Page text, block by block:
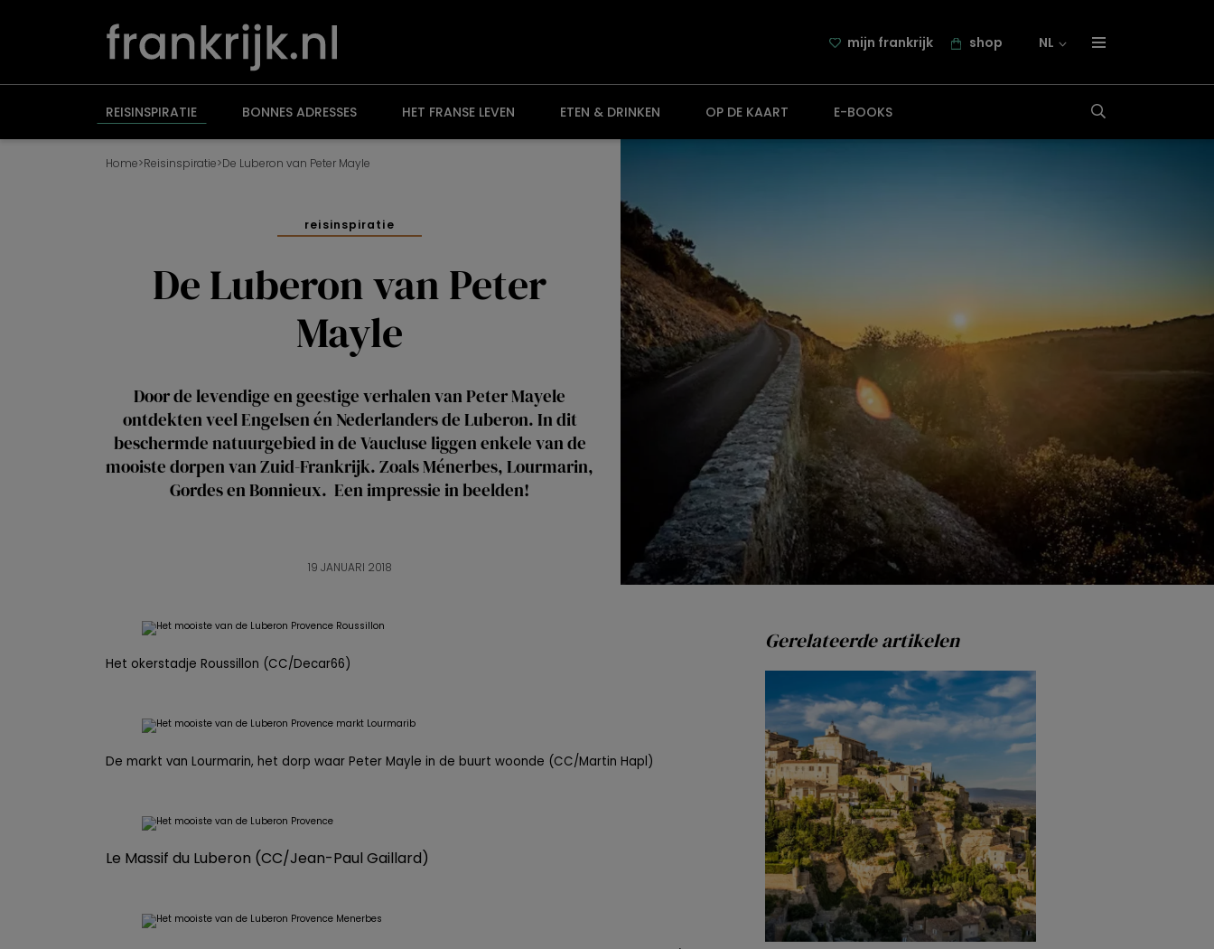
mijn frankrijk shop NL
over frankrijk.nl
REISINSPIRATIE BONNES ADRESSES HET FRANSE LEVEN ETEN & DRINKEN OP DE KAART E-BOOKS
Home>Reisinspiratie>De Luberon van Peter Mayle
reisinspiratie
De Luberon van Peter
Mayle
Door de levendige en geestige verhalen van Peter Mayele
ontdekten veel Engelsen én Nederlanders de Luberon. In dit
beschermde natuurgebied in de Vaucluse liggen enkele van de
mooiste dorpen van Zuid-Frankrijk. Zoals Ménerbes, Lourmarin,
Gordes en Bonnieux. Een impressie in beelden!
19 JANUARI 2018
Het okerstadje Roussillon (CC/Decar66)
De markt van Lourmarin, het dorp waar Peter Mayle in de buurt woonde (CC/Martin Hapl)
Le Massif du Luberon (CC/Jean-Paul Gaillard)
Gerelateerde artikelen